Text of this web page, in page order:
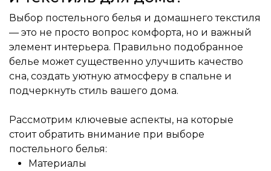
Выбор постельного белья и домашнего текстиля
— это не просто вопрос комфорта, но и важный
элемент интерьера. Правильно подобранное
белье может существенно улучшить качество
сна, создать уютную атмосферу в спальне и
подчеркнуть стиль вашего дома.
Рассмотрим ключевые аспекты, на которые
стоит обратить внимание при выборе
постельного белья:
Материалы